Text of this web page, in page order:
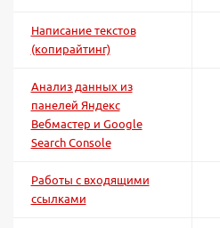
Написание текстов
(копирайтинг)
Анализ данных из
панелей Яндекс
Вебмастер и Google
Search Console
Работы с входящими
ссылками